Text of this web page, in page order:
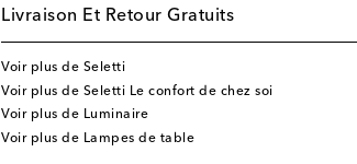
Livraison Et Retour Gratuits
Voir plus de Seletti
Voir plus de Seletti Le confort de chez soi
Voir plus de Luminaire
Voir plus de Lampes de table